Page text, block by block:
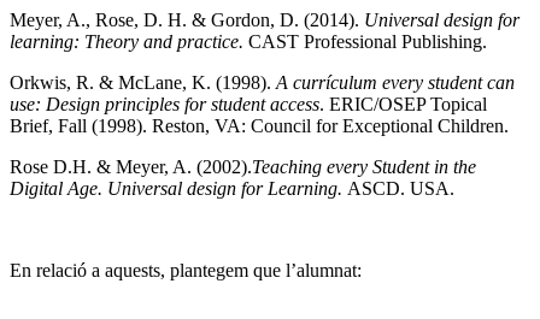
Meyer, A., Rose, D. H. & Gordon, D. (2014). Universal design for
learning: Theory and practice. CAST Professional Publishing.
Orkwis, R. & McLane, K. (1998). A currículum every student can
use: Design principles for student access. ERIC/OSEP Topical
Brief, Fall (1998). Reston, VA: Council for Exceptional Children.
Rose D.H. & Meyer, A. (2002).Teaching every Student in the
Digital Age. Universal design for Learning. ASCD. USA.
En relació a aquests, plantegem que l’alumnat: